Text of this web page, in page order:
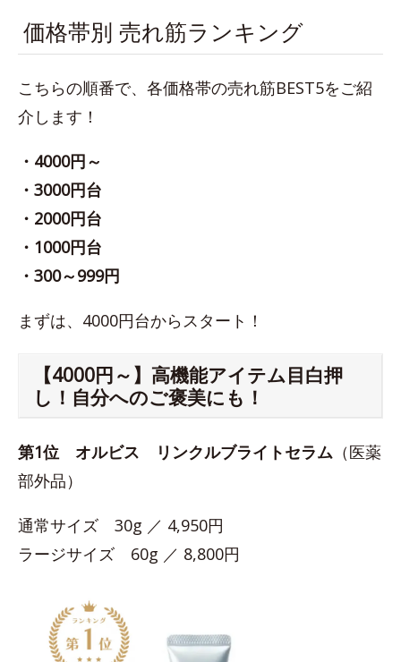
価格帯別 売れ筋ランキング
こちらの順番で、各価格帯の売れ筋BEST5をご紹
介します！
・4000円～
・3000円台
・2000円台
・1000円台
・300～999円
まずは、4000円台からスタート！
【4000円～】高機能アイテム目白押
し！自分へのご褒美にも！
第1位 オルビス リンクルブライトセラム （医薬
部外品）
通常サイズ 30g ／ 4,950円
ラージサイズ 60g ／ 8,800円